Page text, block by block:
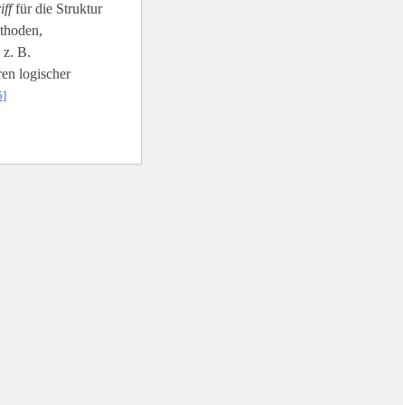
für die Struktur
z. B.
logischer